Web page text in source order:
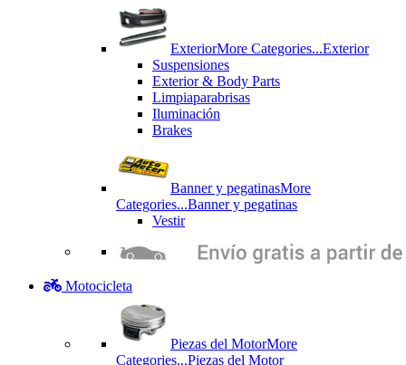
ExteriorMore Categories...Exterior
Suspensiones
Exterior & Body Parts
Limpiaparabrisas
Iluminación
Brakes
Banner y pegatinasMore
Categories...Banner y pegatinas
Vestir
Motocicleta
Piezas del MotorMore
Categories...Piezas del Motor